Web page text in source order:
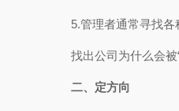
5.管理者通常寻找各
找出公司为什么会
二、定方向